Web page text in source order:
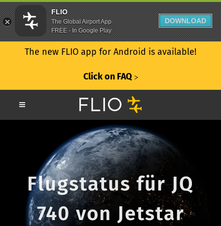
The new FLIO app for Android is available!
Click on FAQ ᐳ
Flugstatus für JQ
740 von Jetstar
FLIO
The Global Airport App
FREE - In Google Play
DOWNLOAD